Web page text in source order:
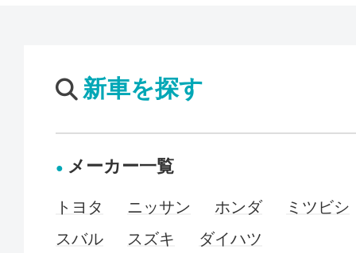
新車を探す
メーカー一覧
トヨタ ニッサン ホンダ
ミツビシ
スバル
スズキ ダイハツ